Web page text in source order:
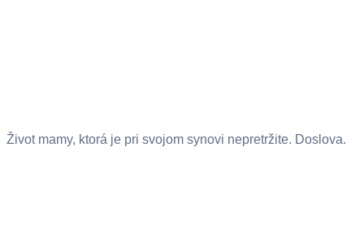
Život mamy, ktorá je pri svojom synovi nepretržite. Doslova.